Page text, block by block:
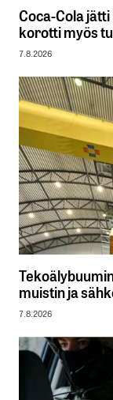
Coca-Cola
korotti myös
7.8.2026
muistin ja
7.8.2026